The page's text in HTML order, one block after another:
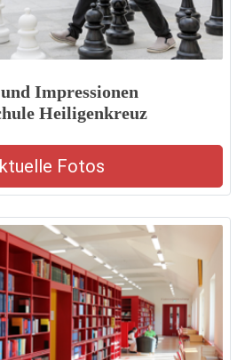
Impressionen
Heiligenkreuz
Fotos